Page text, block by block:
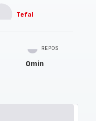
Tefal
REPOS
0min